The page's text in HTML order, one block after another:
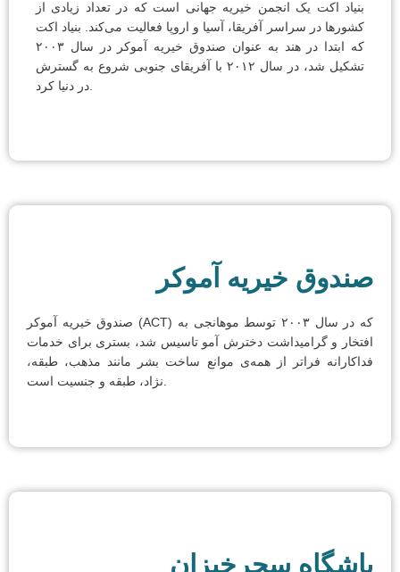
بنیاد اکت یک انجمن خیریه جهانی است که در تعداد زیادی از
کشورها در سراسر آفریقا، آسیا و اروپا فعالیت می‌کند. بنیاد اکت
که ابتدا در هند به عنوان صندوق خیریه آموکر در سال ۲۰۰۳
تشکیل شد، در سال ۲۰۱۲ با آفریقای جنوبی شروع به گسترش
در دنیا کرد.
صندوق خیریه آموکر
صندوق خیریه آموکر (ACT) که در سال ۲۰۰۳ توسط موهانجی به
افتخار و گرامیداشت دخترش آمو تاسیس شد، بستری برای خدمات
فداکارانه فراتر از همه‌ی موانع ساخت بشر مانند مذهب، طبقه،
باشگاه سحرخیزان